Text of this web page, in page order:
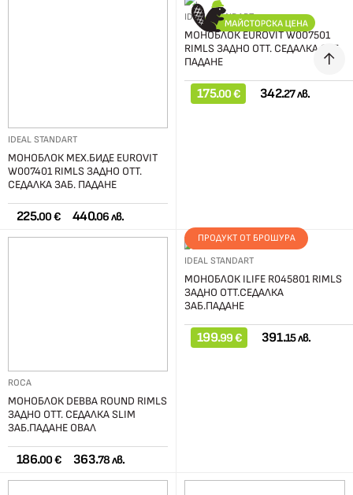
IDEAL STANDART
МОНОБЛОК МЕХ.БИДЕ EUROVIT
W007401 RIMLS ЗАДНО ОТТ.
СЕДАЛКА ЗАБ. ПАДАНЕ
225.00 € 440.06 лв.
IDEAL STANDART
МОНОБЛОК EUROVIT W007501
RIMLS ЗАДНО ОТТ. СЕДАЛКА ЗАБ.
ПАДАНЕ
175.00 € 342.27 лв.
ROCA
МОНОБЛОК DEBBA ROUND RIMLS
ЗАДНО ОТТ. СЕДАЛКА SLIM
ЗАБ.ПАДАНЕ ОВАЛ
186.00 € 363.78 лв.
ПРОДУКТ ОТ БРОШУРА
IDEAL STANDART
МОНОБЛОК ILIFE R045801 RIMLS
ЗАДНО ОТТ.СЕДАЛКА
ЗАБ.ПАДАНЕ
199.99 € 391.15 лв.